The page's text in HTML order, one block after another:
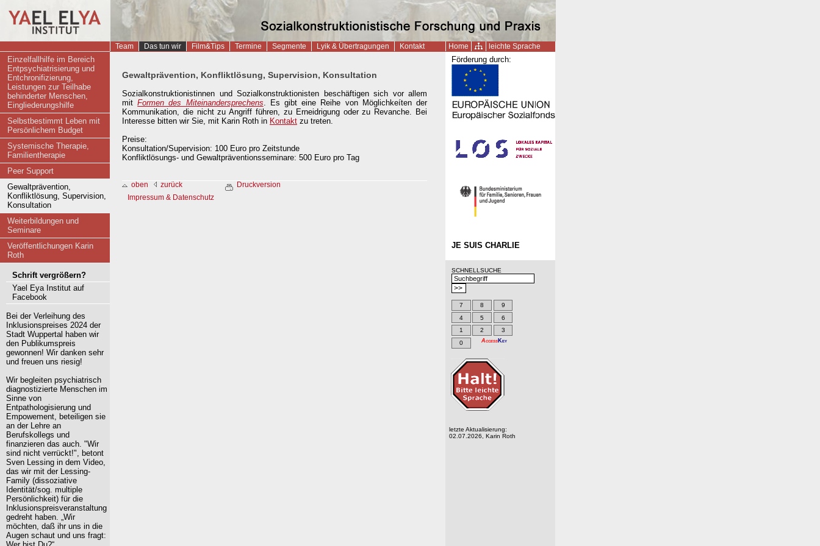
Team Das tun wir Film&Tips Termine Segmente Lyik & Übertragungen Kontakt Home leichte Sprache
Einzelfallhilfe im Bereich
Entpsychiatrisierung und
Entchronifizierung,
Leistungen zur Teilhabe
behinderter Menschen,
Eingliederungshilfe
Selbstbestimmt Leben mit
Persönlichem Budget
Systemische Therapie,
Familientherapie
Peer Support
Gewaltprävention,
Konfliktlösung, Supervision,
Konsultation
Weiterbildungen und
Seminare
Veröffentlichungen Karin
Roth
Schrift vergrößern?
Yael Eya Institut auf
Facebook
Bei der Verleihung des
Inklusionspreises 2024 der
Stadt Wuppertal haben wir
den Publikumspreis
gewonnen! Wir danken sehr
und freuen uns riesig!
Wir begleiten psychiatrisch
diagnostizierte Menschen im
Sinne von
Entpathologisierung und
Empowement, beteiligen sie
an der Lehre an
Berufskollegs und
finanzieren das auch. "Wir
sind nicht verrückt!", betont
Sven Lessing in dem Video,
das wir mit der Lessing-
Family (dissoziative
Identität/sog. multiple
Persönlichkeit) für die
Inklusionspreisveranstaltung
gedreht haben. „Wir
möchten, daß ihr uns in die
Augen schaut und uns fragt:
Gewaltprävention, Konfliktlösung, Supervision, Konsultation
Sozialkonstruktionistinnen und Sozialkonstruktionisten beschäftigen sich vor allem
mitFormen des Miteinandersprechens. Es gibt eine Reihe von Möglichkeíten der
Kommunikation, die nicht zu Angriff führen, zu Erneidrigung oder zu Revanche. Bei
Interesse bitten wir Sie, mit Karin Roth in Kontakt zu treten.
Preise:
Konsultation/Supervision: 100 Euro pro Zeitstunde
Konfliktlösungs- und Gewaltpräventionsseminare: 500 Euro pro Tag
oben zurück
Druckversion
Impressum & Datenschutz
Förderung durch:
JE SUIS CHARLIE
SCHNELLSUCHE
7 8
9
4
5
6
1
2
3
0
Access Key
letzte Aktualisierung:
02.07.2026, Karin Roth